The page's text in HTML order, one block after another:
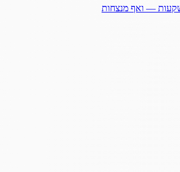
— ואף מנצחות